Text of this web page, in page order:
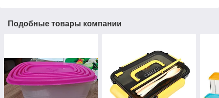
Подобные товары компании